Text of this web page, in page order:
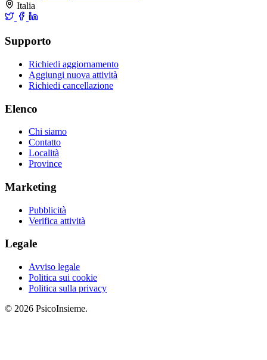
Italia
Supporto
Richiedi aggiornamento
Aggiungi nuova attività
Richiedi cancellazione
Elenco
Chi siamo
Contatto
Località
Province
Marketing
Pubblicità
Verifica attività
Legale
Avviso legale
Politica sui cookie
Politica sulla privacy
© 2026 PsicoInsieme.